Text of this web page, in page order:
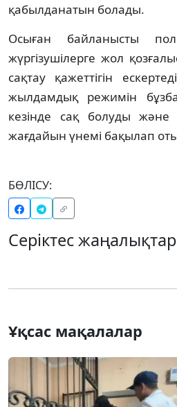
қабылданатын болады.
Осыған байланысты
жүргізушілерге жол
сақтау қажеттігін
жылдамдық режимін
кезінде сақ болуды және
жағдайын үнемі бақылап
БӨЛІСУ:
Серіктес
Ұқсас мақалалар